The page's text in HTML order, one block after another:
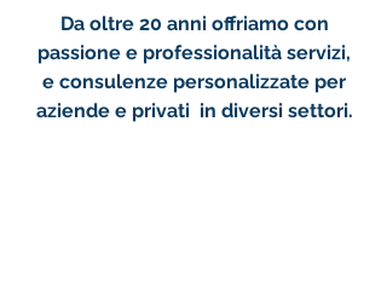
Da oltre 20 anni offriamo con
passione e professionalità servizi,
e consulenze personalizzate per
aziende e privati in diversi settori.